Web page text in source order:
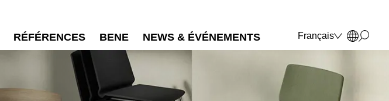
RÉFÉRENCES BENE NEWS & ÉVÉNEMENTS
Français
Deutsch
English